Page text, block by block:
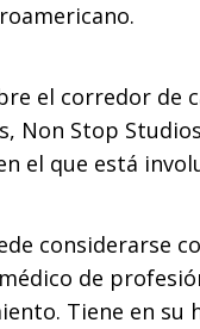
el corredor de
Non Stop
el que está
considerarse
de
Tiene en su